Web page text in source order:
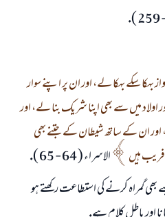
بہكا سكے بہكا لے، اور ان پر اپنے سوار
ميں سے بھى اپنا شريك بنا لے، اور
ان كے ساتھ شيطان كے جتنے بھى
ہيں
الاسراء ( 64 - 65 ).
بھى گمراہ كرنے كى استطاعت ركھتے ہو